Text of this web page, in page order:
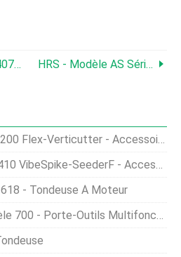
Eijkelkamp - Modèle 407002 - Unité De Cabine Intelligente AGR HRS - Modèle AS Série 3 - Échangeurs De Chaleur Annulaires
Verticutter - Accessoires De Tracteur
SeederF - Accessoires Pour Tondeuses Vertes
- Tondeuse À Moteur
- Porte-Outils Multifonctionnel